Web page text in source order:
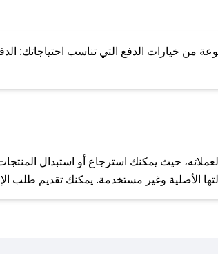
خيارات الدفع التي تناسب احتياجاتك: الدفع